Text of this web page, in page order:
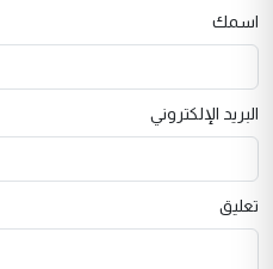
اسمك
البريد الإلكتروني
تعليق